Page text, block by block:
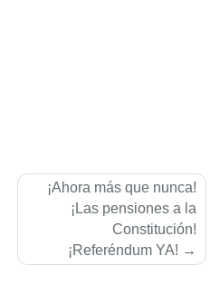
¡Ahora más que nunca!
¡Las pensiones a la
Constitución!
¡Referéndum YA!